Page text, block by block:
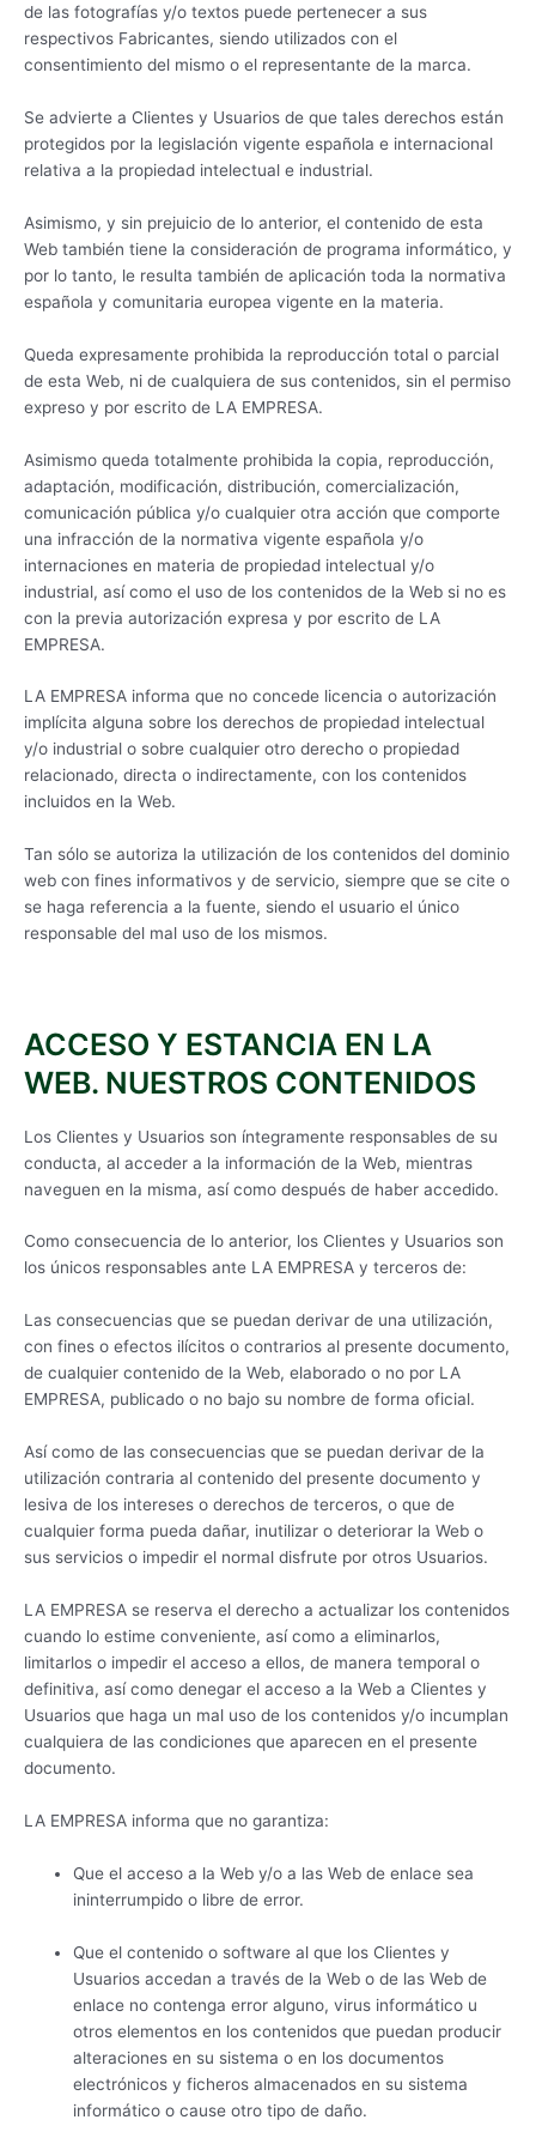
de las fotografías y/o textos puede pertenecer a sus
respectivos Fabricantes, siendo utilizados con el
consentimiento del mismo o el representante de la marca.
Se advierte a Clientes y Usuarios de que tales derechos están
protegidos por la legislación vigente española e internacional
relativa a la propiedad intelectual e industrial.
Asimismo, y sin prejuicio de lo anterior, el contenido de esta
Web también tiene la consideración de programa informático, y
por lo tanto, le resulta también de aplicación toda la normativa
española y comunitaria europea vigente en la materia.
Queda expresamente prohibida la reproducción total o parcial
de esta Web, ni de cualquiera de sus contenidos, sin el permiso
expreso y por escrito de LA EMPRESA.
Asimismo queda totalmente prohibida la copia, reproducción,
adaptación, modificación, distribución, comercialización,
comunicación pública y/o cualquier otra acción que comporte
una infracción de la normativa vigente española y/o
internaciones en materia de propiedad intelectual y/o
industrial, así como el uso de los contenidos de la Web si no es
con la previa autorización expresa y por escrito de LA
EMPRESA.
LA EMPRESA informa que no concede licencia o autorización
implícita alguna sobre los derechos de propiedad intelectual
y/o industrial o sobre cualquier otro derecho o propiedad
relacionado, directa o indirectamente, con los contenidos
incluidos en la Web.
Tan sólo se autoriza la utilización de los contenidos del dominio
web con fines informativos y de servicio, siempre que se cite o
se haga referencia a la fuente, siendo el usuario el único
responsable del mal uso de los mismos.
ACCESO Y ESTANCIA EN LA
WEB. NUESTROS CONTENIDOS
Los Clientes y Usuarios son íntegramente responsables de su
conducta, al acceder a la información de la Web, mientras
naveguen en la misma, así como después de haber accedido.
Como consecuencia de lo anterior, los Clientes y Usuarios son
los únicos responsables ante LA EMPRESA y terceros de:
Las consecuencias que se puedan derivar de una utilización,
con fines o efectos ilícitos o contrarios al presente documento,
de cualquier contenido de la Web, elaborado o no por LA
EMPRESA, publicado o no bajo su nombre de forma oficial.
Así como de las consecuencias que se puedan derivar de la
utilización contraria al contenido del presente documento y
lesiva de los intereses o derechos de terceros, o que de
cualquier forma pueda dañar, inutilizar o deteriorar la Web o
sus servicios o impedir el normal disfrute por otros Usuarios.
LA EMPRESA se reserva el derecho a actualizar los contenidos
cuando lo estime conveniente, así como a eliminarlos,
limitarlos o impedir el acceso a ellos, de manera temporal o
definitiva, así como denegar el acceso a la Web a Clientes y
Usuarios que haga un mal uso de los contenidos y/o incumplan
cualquiera de las condiciones que aparecen en el presente
documento.
LA EMPRESA informa que no garantiza:
Que el acceso a la Web y/o a las Web de enlace sea
ininterrumpido o libre de error.
Que el contenido o software al que los Clientes y
Usuarios accedan a través de la Web o de las Web de
enlace no contenga error alguno, virus informático u
otros elementos en los contenidos que puedan producir
alteraciones en su sistema o en los documentos
electrónicos y ficheros almacenados en su sistema
informático o cause otro tipo de daño.